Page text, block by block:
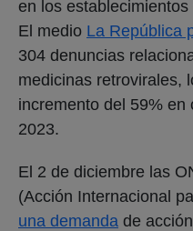
en los
El medio La República
304 denuncias
medicinas retrovirales,
incremento del 59%
2023.
El 2 de diciembre las
(Acción Internacional
una demanda de